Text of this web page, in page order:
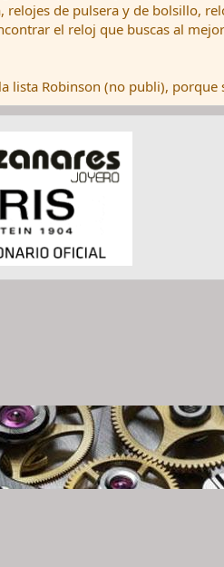
de pulsera y de bolsillo,
el reloj que buscas al
lista Robinson (no publi), porque